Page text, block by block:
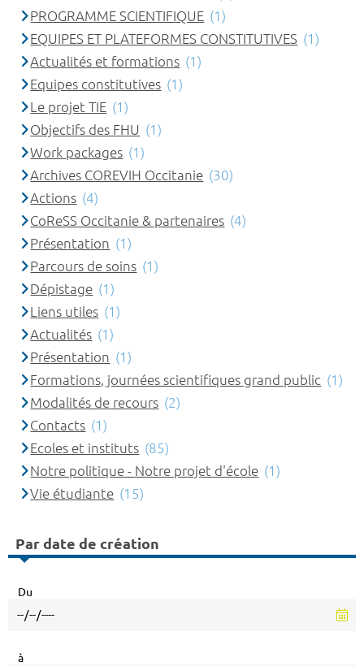
PROGRAMME SCIENTIFIQUE (1)
EQUIPES ET PLATEFORMES CONSTITUTIVES (1)
Actualités et formations (1)
Equipes constitutives (1)
Le projet TIE (1)
Objectifs des FHU (1)
Work packages (1)
Archives COREVIH Occitanie (30)
Actions (4)
CoReSS Occitanie & partenaires (4)
Présentation (1)
Parcours de soins (1)
Dépistage (1)
Liens utiles (1)
Actualités (1)
Présentation (1)
Formations, journées scientifiques grand public (1)
Modalités de recours (2)
Contacts (1)
Ecoles et instituts (85)
Notre politique - Notre projet d'école (1)
Vie étudiante (15)
Par date de création
Du
à